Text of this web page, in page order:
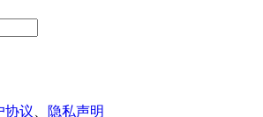
协议 隐私声明